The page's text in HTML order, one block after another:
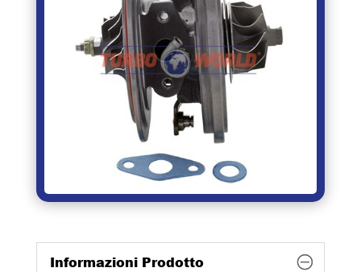
Informazioni Prodotto